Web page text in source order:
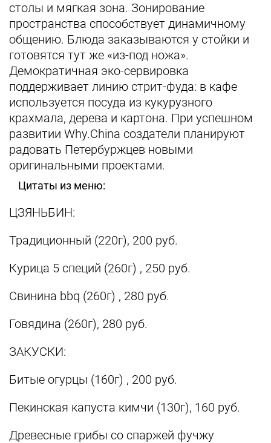
столы и мягкая зона. Зонирование
пространства способствует динамичному
общению. Блюда заказываются у стойки и
готовятся тут же «из-под ножа».
Демократичная эко-сервировка
поддерживает линию стрит-фуда: в кафе
используется посуда из кукурузного
крахмала, дерева и картона. При успешном
развитии Why.China создатели планируют
радовать Петербуржцев новыми
оригинальными проектами.
Цитаты из меню:
ЦЗЯНЬБИН:
Традиционный (220г), 200 руб.
Курица 5 специй (260г) , 250 руб.
Свинина bbq (260г) , 280 руб.
Говядина (260г), 280 руб.
ЗАКУСКИ:
Битые огурцы (160г) , 200 руб.
Пекинская капуста кимчи (130г), 160 руб.
Древесные грибы со спаржей фучжу